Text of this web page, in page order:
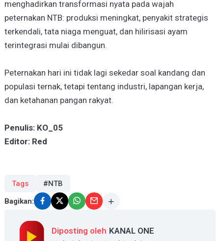
menghadirkan transformasi nyata pada wajah
peternakan NTB: produksi meningkat, penyakit strategis
terkendali, tata niaga menguat, dan hilirisasi ayam
terintegrasi mulai dibangun.
Peternakan hari ini tidak lagi sekedar soal kandang dan
populasi ternak, tetapi tentang industri, lapangan kerja,
dan ketahanan pangan rakyat.
Penulis: KO_05
Editor: Red
Tags #NTB
Bagikan:
Diposting oleh KANAL ONE